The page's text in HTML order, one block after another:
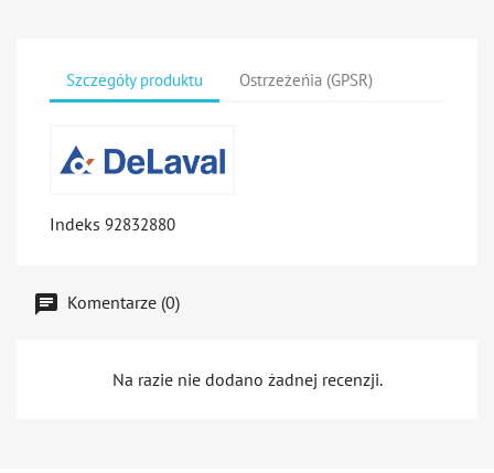
Szczegóły produktu Ostrzeżeńia (GPSR)
Indeks 92832880
Komentarze (0)
Na razie nie dodano żadnej recenzji.